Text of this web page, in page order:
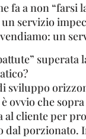
fa a non “farsi
servizio
un
superata
sviluppo
ovvio che
al cliente per
dal porzionato.